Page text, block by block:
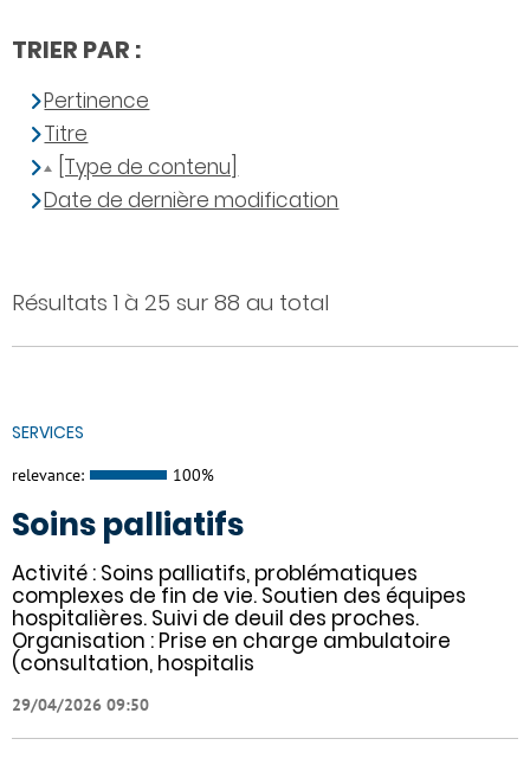
Résultats 1 à 25 sur 88 au total
SERVICES
relevance: 100%
Soins palliatifs
Activité : Soins palliatifs, problématiques
complexes de fin de vie. Soutien des équipes
hospitalières. Suivi de deuil des proches.
Organisation : Prise en charge ambulatoire
(consultation, hospitalis
29/04/2026 09:50
TRIER PAR :
Pertinence
Titre
[Type de contenu]
Date de dernière modification